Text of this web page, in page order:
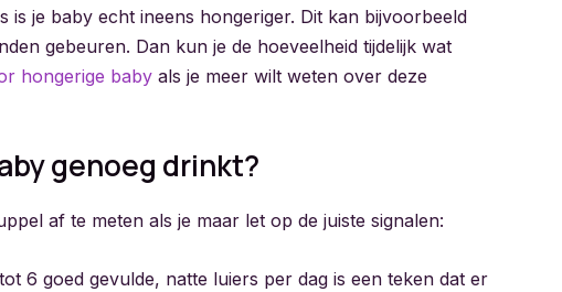
is je baby echt ineens hongeriger. Dit kan bijvoorbeeld
gebeuren. Dan kun je de hoeveelheid tijdelijk wat
hongerige baby als je meer wilt weten over deze
genoeg drinkt?
af te meten als je maar let op de juiste signalen:
6 goed gevulde, natte luiers per dag is een teken dat er